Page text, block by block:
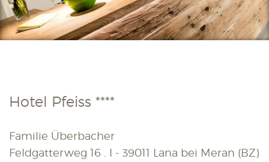
Hotel Pfeiss ****
Familie Überbacher
Feldgatterweg 16 . I - 39011 Lana bei Meran (BZ)